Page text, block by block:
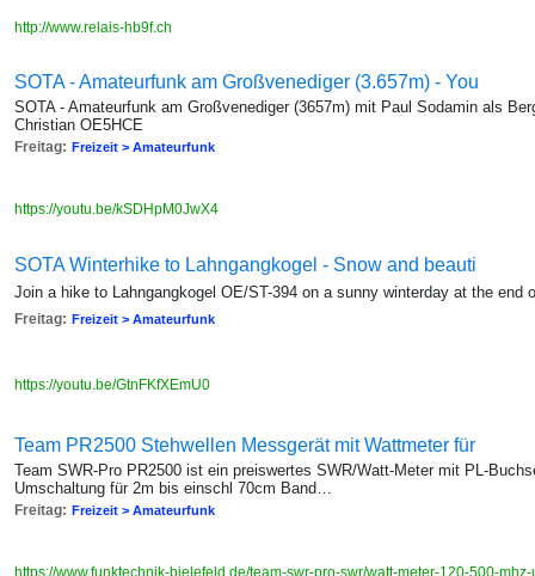
http://www.relais-hb9f.ch
SOTA - Amateurfunk am Großvenediger (3.657m) - You
SOTA - Amateurfunk am Großvenediger (3657m) mit Paul Sodamin als
Christian OE5HCE
Freitag: Freizeit > Amateurfunk
https://youtu.be/kSDHpM0JwX4
SOTA Winterhike to Lahngangkogel - Snow and beauti
Join a hike to Lahngangkogel OE/ST-394 on a sunny winterday at the end
Freitag: Freizeit > Amateurfunk
https://youtu.be/GtnFKfXEmU0
Team PR2500 Stehwellen Messgerät mit Wattmeter für
Team SWR-Pro PR2500 ist ein preiswertes SWR/Watt-Meter mit PL-
Umschaltung für 2m bis einschl 70cm Band…
Freitag: Freizeit > Amateurfunk
https://www.funktechnik-bielefeld.de/team-swr-pro-swr/watt-meter-120-500-